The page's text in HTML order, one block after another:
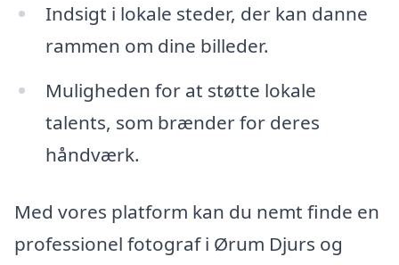
Indsigt i lokale steder, der kan danne
rammen om dine billeder.
Muligheden for at støtte lokale
talents, som brænder for deres
håndværk.
Med vores platform kan du nemt finde en
professionel fotograf i Ørum Djurs og